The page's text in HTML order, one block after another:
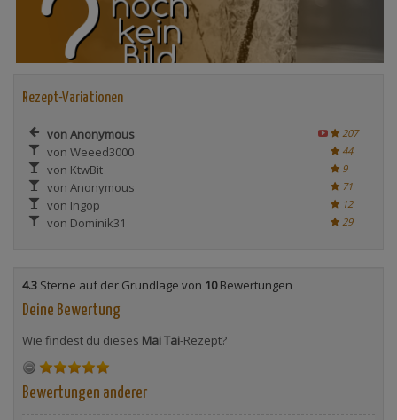
Rezept-Variationen
von Anonymous 207
von Weeed3000 44
von KtwBit 9
von Anonymous 71
von Ingop 12
von Dominik31 29
4.3 Sterne auf der Grundlage von 10Bewertungen
Deine Bewertung
Wie findest du dieses Mai Tai-Rezept?
Bewertungen anderer